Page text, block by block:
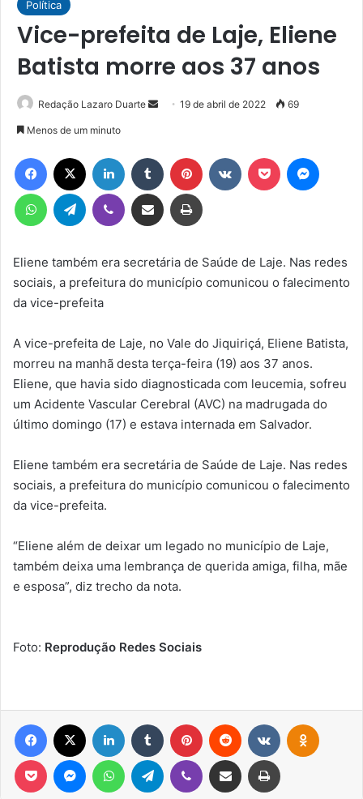
Política
Vice-prefeita de Laje, Eliene
Batista morre aos 37 anos
Redação Lazaro Duarte
Mande
mail
19 de abril de 2022 69
Menos de um minuto
Facebook Linkedin Tumblr Pinterest Pocket
WhatsAppTelegram Viber Compartilhar via e-mail Imprimir
Eliene também era secretária de Saúde de Laje. Nas redes
sociais, a prefeitura do município comunicou o falecimento
da vice-prefeita
A vice-prefeita de Laje, no Vale do Jiquiriçá, Eliene Batista,
morreu na manhã desta terça-feira (19) aos 37 anos.
Eliene, que havia sido diagnosticada com leucemia, sofreu
um Acidente Vascular Cerebral (AVC) na madrugada do
último domingo (17) e estava internada em Salvador.
Eliene também era secretária de Saúde de Laje. Nas redes
sociais, a prefeitura do município comunicou o falecimento
da vice-prefeita.
“Eliene além de deixar um legado no município de Laje,
também deixa uma lembrança de querida amiga, filha, mãe
e esposa”, diz trecho da nota.
Foto: Reprodução Redes Sociais
Facebook Linkedin Tumblr Pinterest Reddit
Pocket MessengerWhatsAppTelegram Viber Compartilhar via e-mail Imprimir